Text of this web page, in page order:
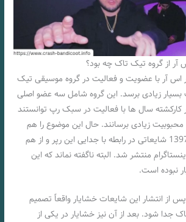
آر از گروه تیک تاک چه بود؟
اس آر با عضویت و فعالیت در گروه موسیقی تیک
زیادی برسد. این گروه شامل سه عضو اصلی
کارکشته سال‌ ها با فعالیت در سبک رپ توانستند
زیادی برسانند. حال این موضوع را هم
باید افزود که در سال 1397 شایعاتی در رابطه با جدایی این رپر و از هم
منتشر شد. البته ناگفته نماند که این
نبوده است.
از انتشار این شایعات خشایار واقعاً تصمیم
جدا شود. بعد از آن نیز خشایار در یکی از